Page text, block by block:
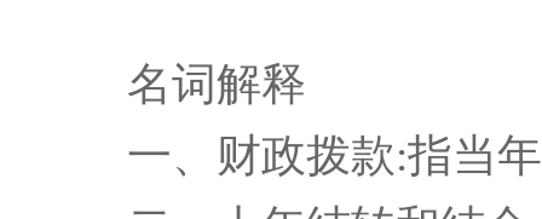
名词解释
一、 财政拨款:指当